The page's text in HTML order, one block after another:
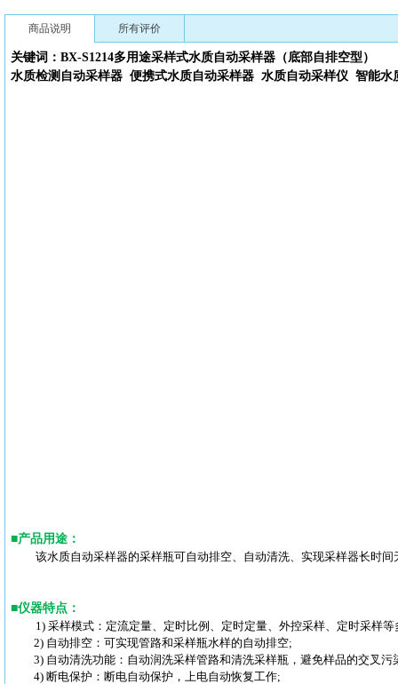
商品说明 所有评价
关键词：BX-S1214多用途采样式水质自动采样器（底部自排空型）
水质检测自动采样器 便携式水质自动采样器 水质自动采样仪 智能水
■产品用途 ：
该水质自动采样器的采样瓶可自动排空、自动清洗、实现采样器长时
■仪器特点 ：
1) 采样模式：定流定量、定时比例、定时定量、外控采样、定时采样
2) 自动排空：可实现管路和采样瓶水样的自动排空;
3) 自动清洗功能：自动润洗采样管路和清洗采样瓶，避免样品的交叉污
4) 断电保护：断电自动保护，上电自动恢复工作;